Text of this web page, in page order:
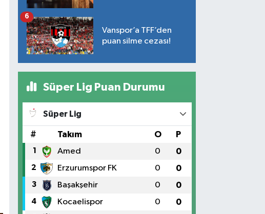
Vanspor’a TFF’den
puan silme cezası!
6
Süper Lig Puan Durumu
Süper Lig
# Takım O P
1 Amed 0 0
2 Erzurumspor FK 0 0
3 Başakşehir 0 0
4 Kocaelispor 0 0